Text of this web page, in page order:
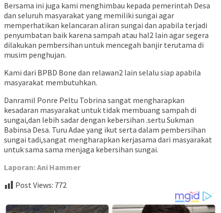
Bersama ini juga kami menghimbau kepada pemerintah Desa
dan seluruh masyarakat yang memiliki sungai agar
memperhatikan kelancaran aliran sungai dan apabila terjadi
penyumbatan baik karena sampah atau hal2 lain agar segera
dilakukan pembersihan untuk mencegah banjir terutama di
musim penghujan.
Kami dari BPBD Bone dan relawan2 lain selalu siap apabila
masyarakat membutuhkan.
Danramil Ponre Peltu Tobrina sangat mengharapkan
kesadaran masyarakat untuk tidak membuang sampah di
sungai,dan lebih sadar dengan kebersihan .sertu Sukman
Babinsa Desa. Turu Adae yang ikut serta dalam pembersihan
sungai tadi,sangat mengharapkan kerjasama dari masyarakat
untuk sama sama menjaga kebersihan sungai.
Laporan: Ani Hammer
Post Views: 772